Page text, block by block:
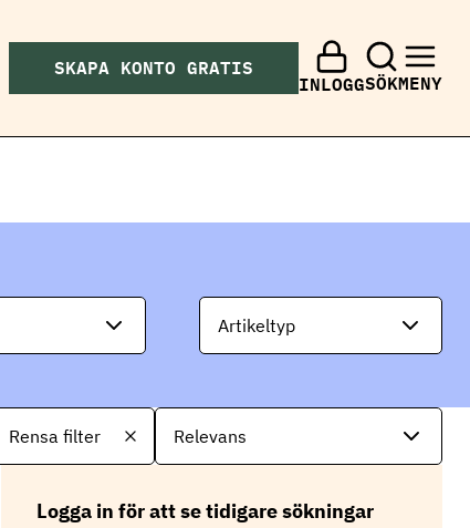
SKAPA KONTO GRATIS
INLOGGSÖKMENY
Artikeltyp
Rensa filter
S
r
r
Logga in för att se tidigare sökningar